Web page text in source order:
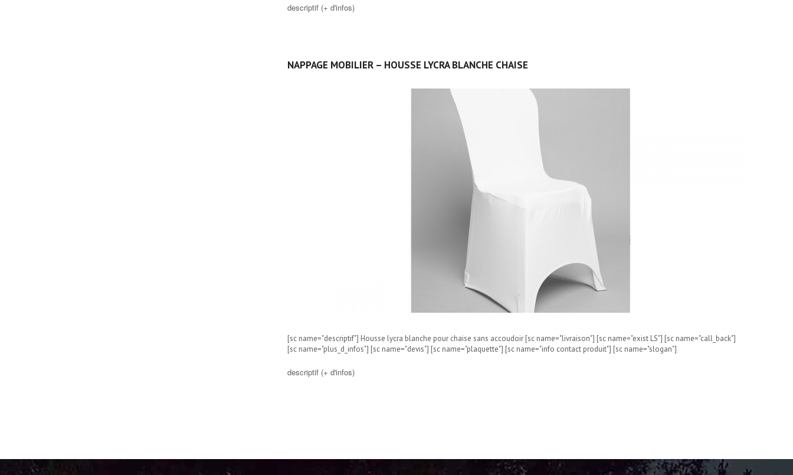
descriptif (+ d'infos)
NAPPAGE MOBILIER – HOUSSE LYCRA BLANCHE CHAISE
[sc name="descriptif"] Housse lycra blanche pour chaise sans accoudoir [sc name="livraison"] [sc name="exist LS"] [sc name="call_back"]
[sc name="plus_d_infos"] [sc name="devis"] [sc name="plaquette"] [sc name="info contact produit"] [sc name="slogan"]
descriptif (+ d'infos)